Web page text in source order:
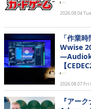
2026.08.04
「作業
Wwise
【
2026.08.07 Fri
『アー